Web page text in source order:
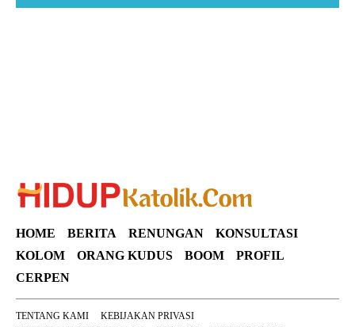
HOME BERITA RENUNGAN
KONSULTASI
KOLOM
ORANG KUDUS BOOM
PROFIL
CERPEN
TENTANG KAMI
KEBIJAKAN PRIVASI